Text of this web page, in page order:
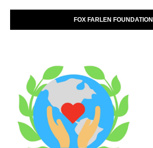
FOX FARLEN FOUNDATION